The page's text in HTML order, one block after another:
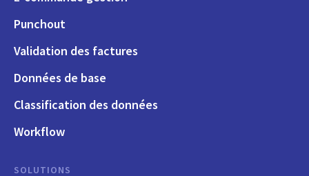
Punchout
Validation des factures
Données de base
Classification des données
Workflow
SOLUTIONS